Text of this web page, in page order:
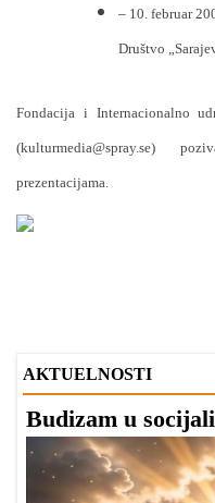
– 10. februar
Društvo
Fondacija i Internacionalno
(kulturmedia@spray.se)
prezentacijama.
AKTUELNOSTI
Budizam u